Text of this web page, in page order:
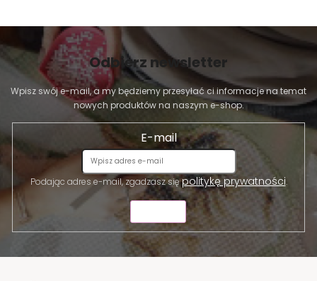
Odbierz newsletter
Wpisz swój e-mail, a my będziemy przesyłać ci informacje na temat
nowych produktów na naszym e-shop.
E-mail
Podając adres e-mail, zgadzasz siępolitykę prywatności.